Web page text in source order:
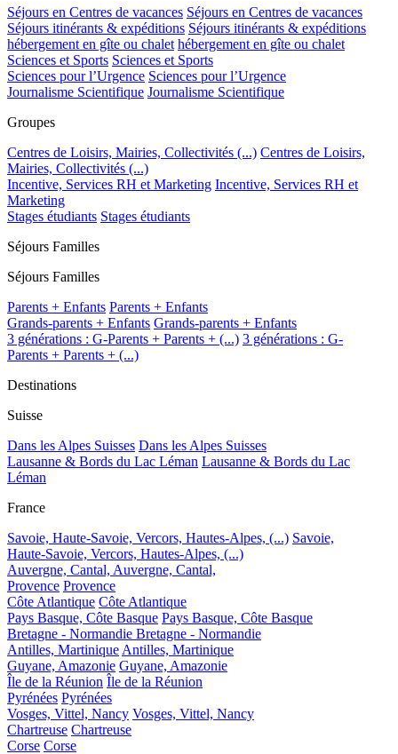
Séjours en Centres de vacances Séjours en Centres de vacances
Séjours itinérants & expéditions Séjours itinérants & expéditions
hébergement en gîte ou chalet hébergement en gîte ou chalet
Sciences et Sports Sciences et Sports
Sciences pour l’Urgence Sciences pour l’Urgence
Journalisme Scientifique Journalisme Scientifique
Groupes
Centres de Loisirs, Mairies, Collectivités (...) Centres de Loisirs,
Mairies, Collectivités (...)
Incentive, Services RH et Marketing Incentive, Services RH et
Marketing
Stages étudiants Stages étudiants
Séjours Familles
Séjours Familles
Parents + Enfants Parents + Enfants
Grands-parents + Enfants Grands-parents + Enfants
3 générations : G-Parents + Parents + (...) 3 générations : G-
Parents + Parents + (...)
Destinations
Suisse
Dans les Alpes Suisses Dans les Alpes Suisses
Lausanne & Bords du Lac Léman Lausanne & Bords du Lac
Léman
France
Savoie, Haute-Savoie, Vercors, Hautes-Alpes, (...) Savoie,
Haute-Savoie, Vercors, Hautes-Alpes, (...)
Auvergne, Cantal, Auvergne, Cantal,
Provence Provence
Côte Atlantique Côte Atlantique
Pays Basque, Côte Basque Pays Basque, Côte Basque
Bretagne - Normandie Bretagne - Normandie
Antilles, Martinique Antilles, Martinique
Guyane, Amazonie Guyane, Amazonie
Île de la Réunion Île de la Réunion
Pyrénées Pyrénées
Vosges, Vittel, Nancy Vosges, Vittel, Nancy
Chartreuse Chartreuse
Corse Corse